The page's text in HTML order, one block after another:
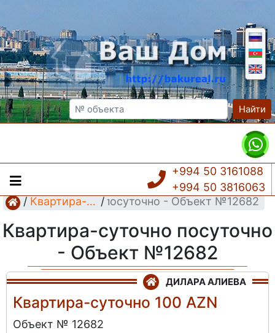
Найти
+994 50 3161088
+994 50 3816063
/
Квартира-суточно /
Квартира-суточно посуточно - Объект №12682
Квартира-суточно посуточно
- Объект №12682
ДИЛАРА АЛИЕВА
Квартира-суточно 100 AZN
Объект № 12682